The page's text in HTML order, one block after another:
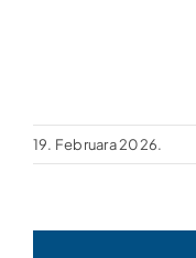
19. Februara 2026.